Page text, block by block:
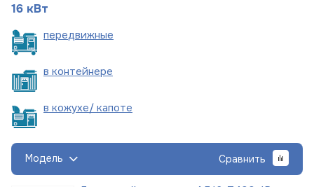
16 кВт
передвижные
в контейнере
в кожухе/ капоте
Модель Сравнить